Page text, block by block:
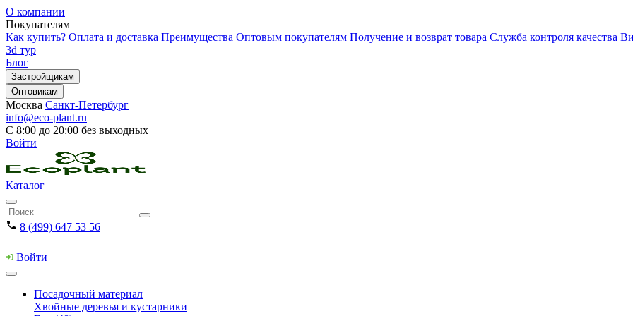
О компании
Покупателям
Как купить? Оплата и доставка Преимущества Оптовым покупателям Получение и возврат товара Служба контроля качества
3d тур
Блог
Застройщикам
Оптовикам
Москва Санкт-Петербург
info@eco-plant.ru
С 8:00 до 20:00 без выходных
Войти
Каталог
8 (499) 647 53 56
Войти
Посадочный материал
Хвойные деревья и кустарники